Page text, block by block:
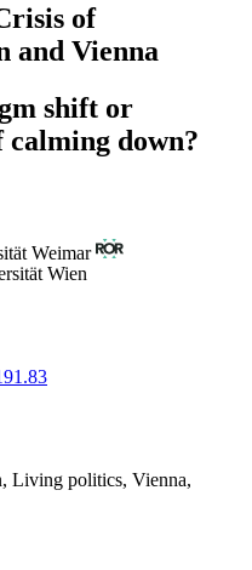
of
and Vienna
shift or
calming down?
Weimar
Wien
Living politics, Vienna,